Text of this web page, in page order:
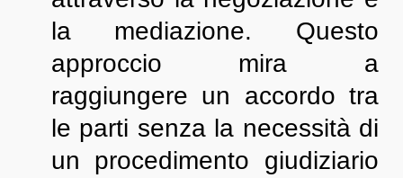
la mediazione. Questo
approccio mira a
raggiungere un accordo tra
le parti senza la necessità di
un procedimento giudiziario